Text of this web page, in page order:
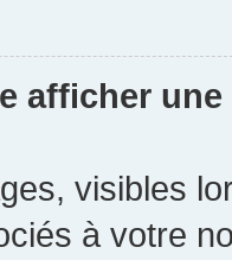
afficher
visibles
à votre